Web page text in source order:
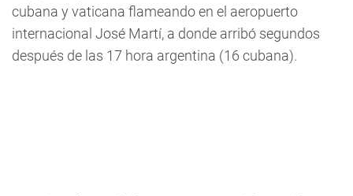
cubana y vaticana flameando en el aeropuerto
internacional José Martí, a donde arribó segundos
después de las 17 hora argentina (16 cubana).